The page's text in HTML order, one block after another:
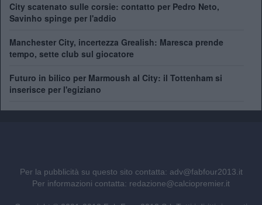
City scatenato sulle corsie: contatto per Pedro Neto,
Savinho spinge per l'addio
Manchester City, incertezza Grealish: Maresca prende
tempo, sette club sul giocatore
Futuro in bilico per Marmoush al City: il Tottenham si
inserisce per l'egiziano
Per la pubblicità su questo sito contatta: adv@fabfour2013.it
Per informazioni contatta: redazione@calciopremier.it